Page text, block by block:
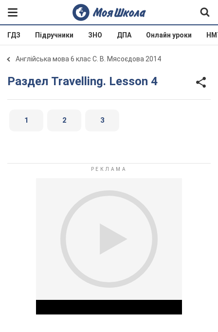
ГДЗ Підручники ЗНО ДПА Онлайн уроки
Англійська мова 6 клас С. В. Мясоєдова 2014
Раздел Travelling. Lesson 4
1 2 3